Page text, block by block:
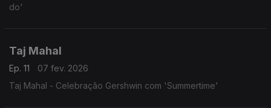
do'
Taj Mahal
Ep. 11
07 fev. 2026
Taj Mahal - Celebração Gershwin com 'Summertime'